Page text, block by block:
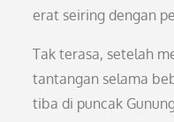
erat seiring dengan
Tak terasa, setelah
tantangan selama
tiba di puncak